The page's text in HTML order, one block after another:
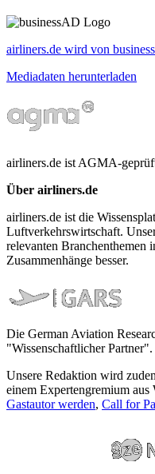
airliners.de wird von
Mediadaten herunterladen
airliners.de ist AGMA-
Über airliners.de
airliners.de ist die
Luftverkehrswirtschaft.
relevanten Branchenthemen
Zusammenhänge besser.
Die German Aviation
"Wissenschaftlicher
Unsere Redaktion wird
einem Expertengremium aus
Gastautor werden, Call for